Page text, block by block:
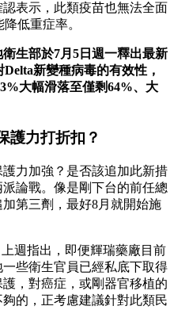
表示，此類疫苗也無法全面
低重症率。
衛生部於7月5日週一釋出最新
新變種病毒的有效性，
大幅滑落至僅剩64%、大
護力打折扣？
力加強？是否該追加此新措
論戰。像是剛下台的前任總
第三劑，最好8月就開始施
週指出，即便輝瑞藥廠目前
些衛生官員已經私底下取得
，對癌症，或剛器官移植的
的，正考慮建議針對此類民